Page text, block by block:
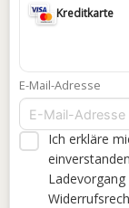
Kreditkarte
E-Mail-Adresse
Ich erkläre
einverstanden